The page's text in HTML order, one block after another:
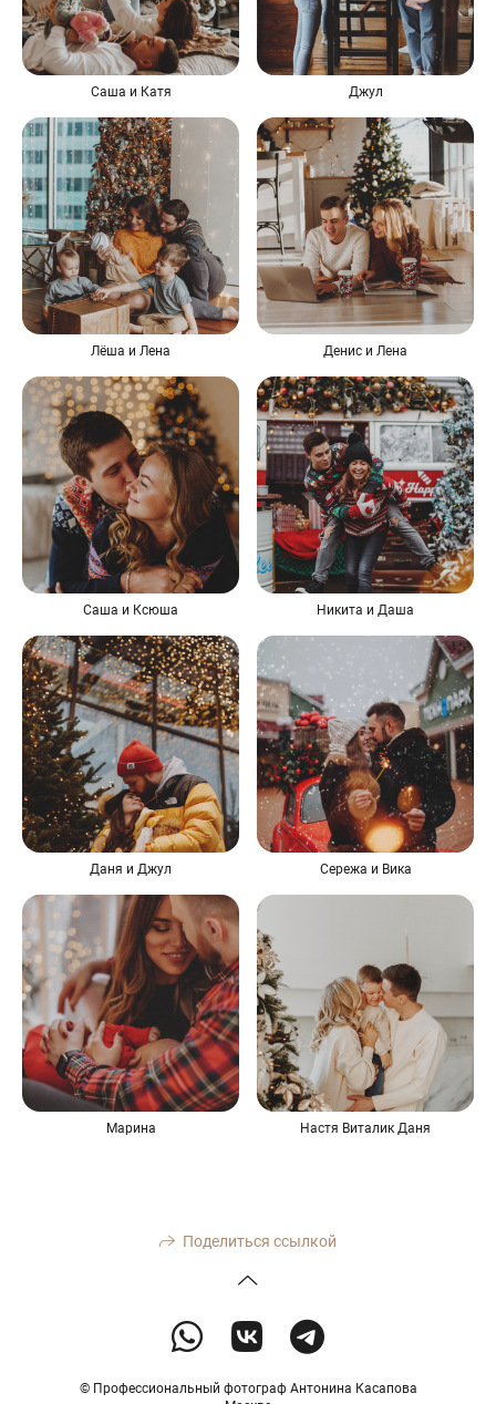
Саша и Катя Джул
Лёша и Лена Денис и Лена
Саша и Ксюша Никита и Даша
Даня и Джул Сережа и Вика
Марина Настя Виталик Даня
Поделиться ссылкой
© Профессиональный фотограф Антонина Касапова